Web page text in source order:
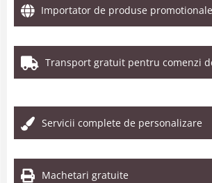
Importator de produse promotionale
Transport gratuit pentru comenzi
Servicii complete de personalizare
Machetari gratuite